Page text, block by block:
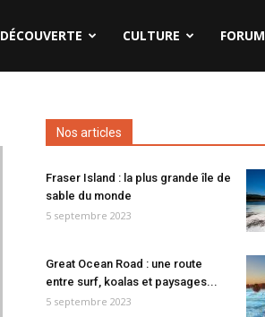
DÉCOUVERTE CULTURE FORUM
Nos articles
Fraser Island : la plus grande île de
sable du monde
5 septembre 2023
Great Ocean Road : une route
entre surf, koalas et paysages...
5 septembre 2023